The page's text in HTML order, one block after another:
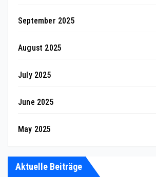
September 2025
August 2025
July 2025
June 2025
May 2025
Aktuelle Beiträge